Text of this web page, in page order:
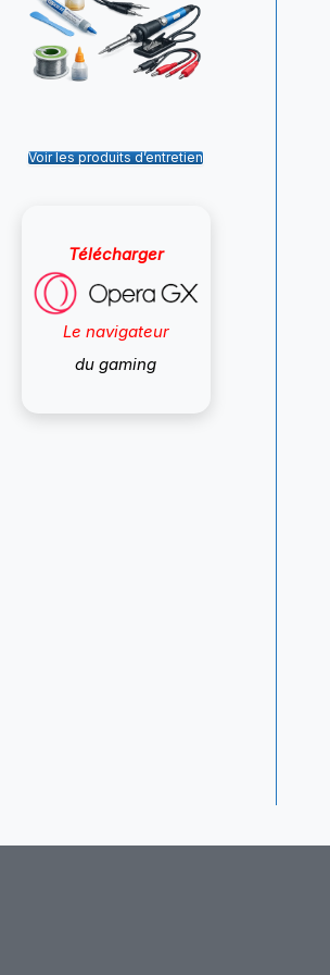
Voir les produits d’entretien
Télécharger
Le navigateur
du gaming